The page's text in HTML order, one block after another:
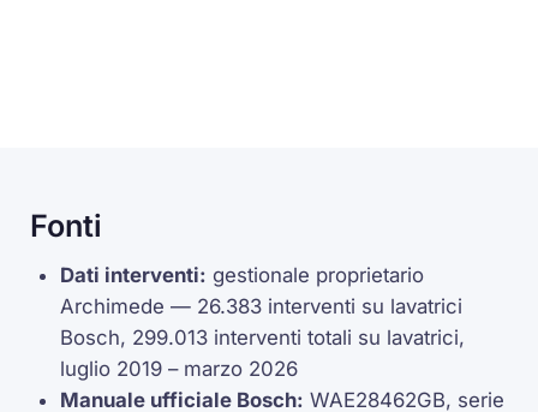
Fonti
Dati interventi: gestionale proprietario
Archimede — 26.383 interventi su lavatrici
Bosch, 299.013 interventi totali su lavatrici,
luglio 2019 – marzo 2026
Manuale ufficiale Bosch: WAE28462GB, serie